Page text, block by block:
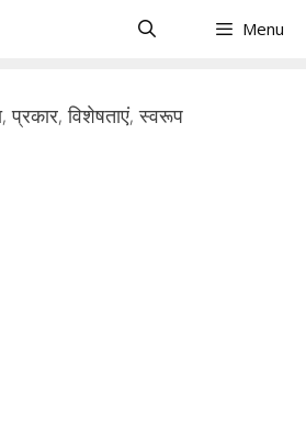
Menu
प्रकार, विशेषताएं, स्वरूप